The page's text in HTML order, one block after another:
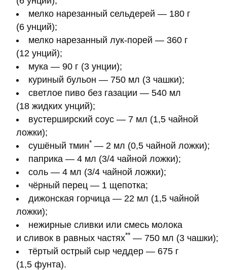
мелко нарезанный сельдерей — 180 г
(6 унций);
мелко нарезанный лук-порей — 360 г
(12 унций);
мука — 90 г (3 унции);
куриный бульон — 750 мл (3 чашки);
светлое пиво без газации — 540 мл
(18 жидких унций);
вустерширский соус — 7 мл (1,5 чайной
ложки);
сушёный тмин* — 2 мл (0,5 чайной ложки);
паприка — 4 мл (3/4 чайной ложки);
соль — 4 мл (3/4 чайной ложки);
чёрный перец — 1 щепотка;
дижонская горчица — 22 мл (1,5 чайной
ложки);
нежирные сливки или cмесь молока
и сливок в равных частях** — 750 мл (3 чашки);
тёртый острый сыр чеддер — 675 г
(1,5 фунта).